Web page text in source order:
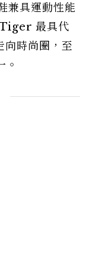
兼具運動性能
最具代
向時尚圈，至